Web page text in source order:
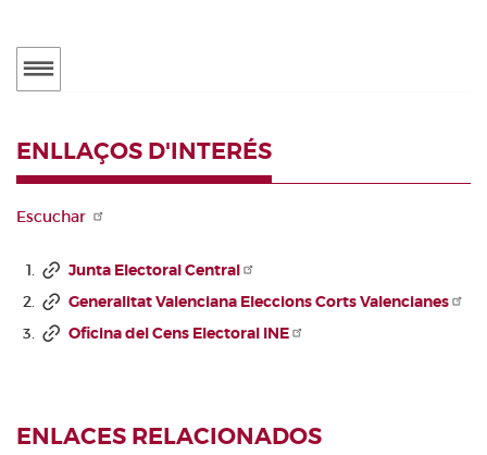
Junta
NORMATIVA ELECTORAL
ENLLAÇOS D'INTERÈS
ENLLAÇOS D'INTERÉS
Escuchar
Junta Electoral Central
Generalitat Valenciana Eleccions Corts Valencianes
Oficina del Cens Electoral INE
ENLACES RELACIONADOS